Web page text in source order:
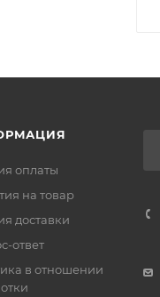
оплаты
на товар
доставки
ответ
в отношении